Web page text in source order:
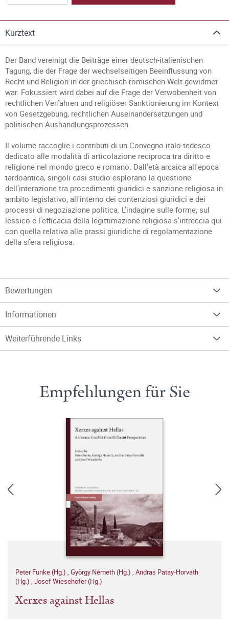
Kurztext
Der Band vereinigt die Beiträge einer deutsch-italienischen
Tagung, die der Frage der wechselseitigen Beeinflussung von
Recht und Religion in der griechisch-römischen Welt gewidmet
war. Fokussiert wird dabei auf die Frage der Verwobenheit von
rechtlichen Verfahren und religiöser Sanktionierung im Kontext
von Gesetzgebung, rechtlichen Auseinandersetzungen und
politischen Aushandlungsprozessen.
Il volume raccoglie i contributi di un Convegno italo-tedesco
dedicato alle modalità di articolazione reciproca tra diritto e
religione nel mondo greco e romano. Dall'età arcaica all'epoca
tardoantica, singoli casi studio esplorano la questione
dell'interazione tra procedimenti giuridici e sanzione religiosa in
ambito legislativo, all'interno dei contenziosi giuridici e dei
processi di negoziazione politica. L'indagine sulle forme, sul
lessico e l'efficacia della legittimazione religiosa s'intreccia qui
con quella relativa alle prassi giuridiche di regolamentazione
della sfera religiosa.
Bewertungen
Informationen
Weiterführende Links
Empfehlungen für Sie
Peter Funke (Hg.) , György Németh (Hg.) , Andras Patay-Horvath
(Hg.) , Josef Wiesehöfer (Hg.)
Xerxes against Hellas